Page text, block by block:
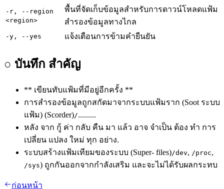
-r, --region
<region>
พื้นที่จัดเก็บข้อมูลสําหรับการดาวน์โหลดแฟ้ม
สํารองข้อมูลทางไกล
-y, --yes แจ้งเตือนการข้ามคํายืนยัน
○ บันทึก สําคัญ
** เขียนทับแฟ้มที่มีอยู่อีกครั้ง **
การสํารองข้อมูลถูกสกัดมาจากระบบแฟ้มราก (Soot ระบบ
แฟ้ม) (Scorder)/.........
หลัง จาก กู้ ค่า กลับ คืน มา แล้ว อาจ จําเป็น ต้อง ทํา การ
เปลี่ยน แปลง ใหม่ ทุก อย่าง.
ระบบสร้างแฟ้มเทียมของระบบ (Super- files)/dev, /proc,
/sys) ถูกกันออกจากกําลังเสริม และจะไม่ได้รับผลกระทบ
ก่อนหน้า